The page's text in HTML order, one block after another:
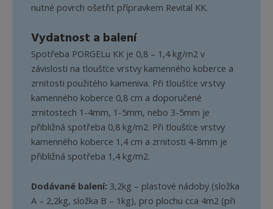
nutné povrch ošetřit přípravkem Revital KK.
Vydatnost a balení
Spotřeba PORGELu KK je 0,8 – 1,4 kg/m2 v
závislosti na tloušťce vrstvy kamenného koberce a
zrnitosti použitého kameniva. Při tloušťce vrstvy
kamenného koberce 0,8 cm a doporučené
zrnitostech 1-4mm, 1-5mm, nebo 3-5mm je
přibližná spotřeba 0,8 kg/m2. Při tloušťce vrstvy
kamenného koberce 1,4 cm a zrnitosti 4-8mm je
přibližná spotřeba 1,4 kg/m2.
Dodávané balení: 3,2kg – plastové nádoby (složka
A – 2,2kg, složka B – 1kg), pro plochu cca 4m2 (při